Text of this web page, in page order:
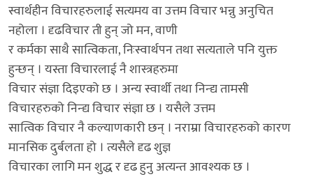
स्वार्थहीन विचारहरुलाई सत्यमय वा उत्तम विचार भन्नु अनुचित
नहोला । दृढविचार ती हुन् जो मन, वाणी
र कर्मका साथै सात्विकता, निःस्वार्थपन तथा सत्यताले पनि युक्त
हुन्छन् । यस्ता विचारलाई नै शास्त्रहरुमा
विचार संज्ञा दिइएको छ । अन्य स्वार्थी तथा निन्द्य तामसी
विचारहरुको निन्द्य विचार संज्ञा छ । यसैले उत्तम
सात्विक विचार नै कल्याणकारी छन् । नराम्रा विचारहरुको कारण
मानसिक दुर्बलता हो । त्यसैले दृढ शुज्ञ
विचारका लागि मन शुद्ध र दृढ हुनु अत्यन्त आवश्यक छ ।